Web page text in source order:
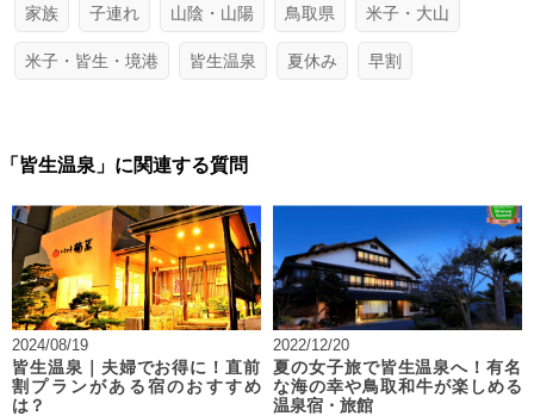
家族 子連れ 山陰・山陽 鳥取県 米子・大山
米子・皆生・境港 皆生温泉 夏休み 早割
「皆生温泉」に関連する質問
2024/08/19
皆生温泉｜夫婦でお得に！直前
割プランがある宿のおすすめ
は？
2022/12/20
夏の女子旅で皆生温泉へ！有名
な海の幸や鳥取和牛が楽しめる
温泉宿・旅館